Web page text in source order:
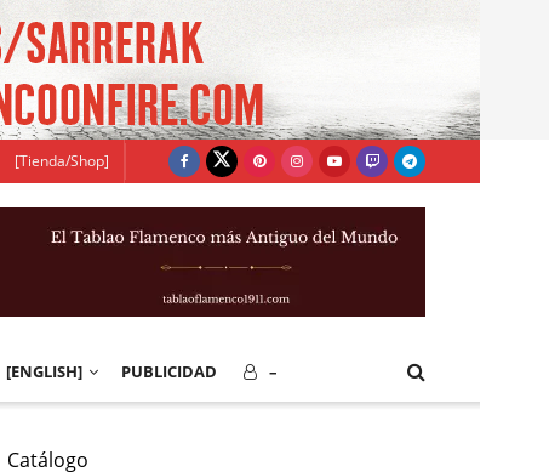
[Tienda/Shop]
[ENGLISH] PUBLICIDAD –
Catálogo